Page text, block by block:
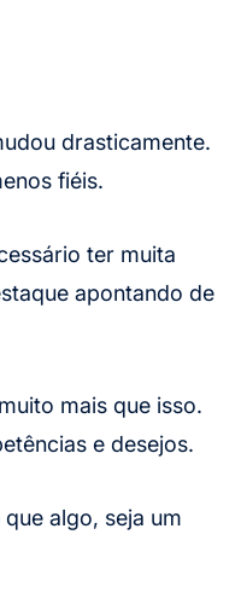
drasticamente.
fiéis.
ter muita
apontando de
mais que isso.
e desejos.
algo, seja um